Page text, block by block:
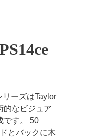
リーズはTaylor
的なビジュア
です。 50
とバックに木